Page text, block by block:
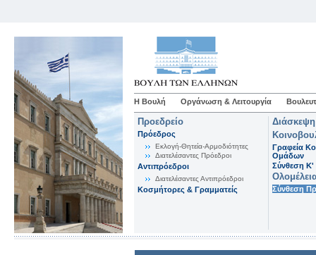
Η Βουλή Οργάνωση & Λειτουργία
Προεδρείο
Πρόεδρος
Εκλογή-Θητεία-Αρμοδιότητες
Διατελέσαντες Πρόεδροι
Αντιπρόεδροι
Διατελέσαντες Αντιπρόεδροι
Κοσμήτορες & Γραμματείς
Γραφεία
Ομάδων
Σύνθεση K'
Σύνθεση